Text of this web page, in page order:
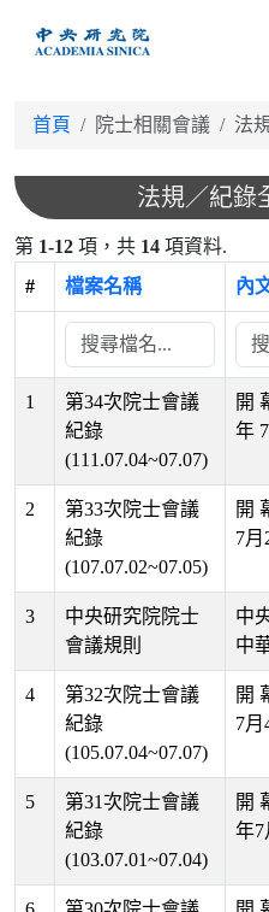
首頁 院士相關會議 法
法規／紀錄
第 1-12 項，共 14 項資料.
#
檔案名稱 內
1
第34次院士會議
紀錄
(111.07.04~07.07)
開
年
2
第33次院士會議
紀錄
(107.07.02~07.05)
開
7
3
中央研究院院士
會議規則
中
中
4
第32次院士會議
紀錄
(105.07.04~07.07)
開
7月
5
第31次院士會議
紀錄
(103.07.01~07.04)
開
年7